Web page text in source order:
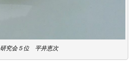
研究会５位 平井恵次